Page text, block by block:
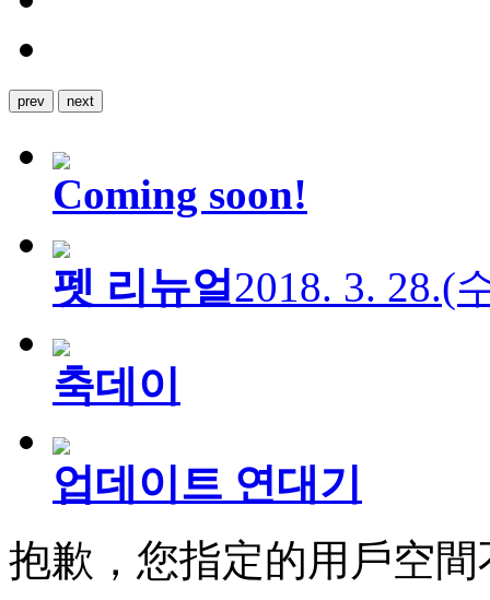
prev next
Coming soon!
펫 리뉴얼2018. 3. 28.(
축데이
업데이트 연대기
抱歉，您指定的用戶空間